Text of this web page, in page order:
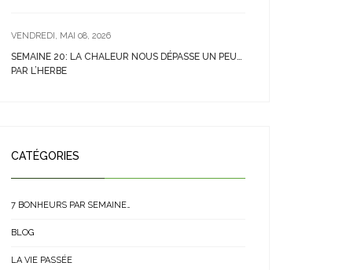
VENDREDI, MAI 08, 2026
SEMAINE 20: LA CHALEUR NOUS DÉPASSE UN PEU…
PAR L’HERBE
CATÉGORIES
7 BONHEURS PAR SEMAINE…
BLOG
LA VIE PASSÉE